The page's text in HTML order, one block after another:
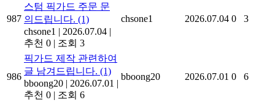
987
스텀 픽가드 주문 문
의드립니다. (1)
chsone1 | 2026.07.04 |
추천 0 | 조회 3
chsone1 2026.07.04 0 3
986
픽가드 제작 관련하여
글 남겨드립니다. (1)
bboong20 | 2026.07.01 |
추천 0 | 조회 6
bboong20 2026.07.01 0 6